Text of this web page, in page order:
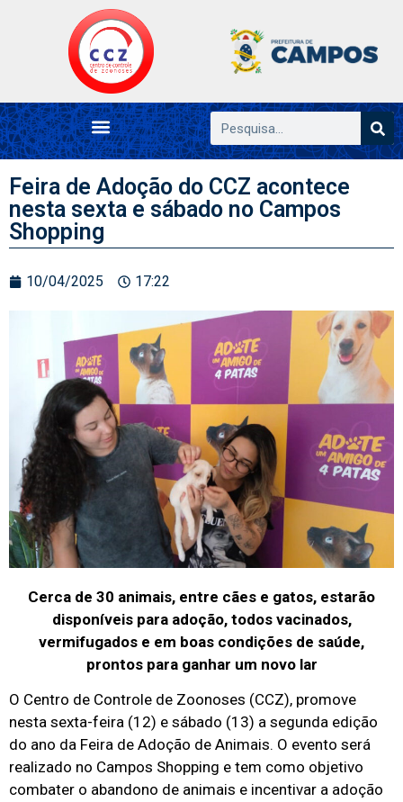
Feira de Adoção do CCZ acontece
nesta sexta e sábado no Campos
Shopping
10/04/2025 17:22
Cerca de 30 animais, entre cães e gatos, estarão
disponíveis para adoção, todos vacinados,
vermifugados e em boas condições de saúde,
prontos para ganhar um novo lar
O Centro de Controle de Zoonoses (CCZ), promove
nesta sexta-feira (12) e sábado (13) a segunda edição
do ano da Feira de Adoção de Animais. O evento será
realizado no Campos Shopping e tem como objetivo
combater o abandono de animais e incentivar a adoção